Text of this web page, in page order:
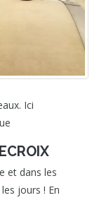
Ici
et dans les
jours ! En